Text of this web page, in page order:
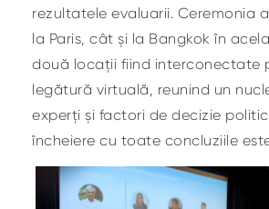
rezultatele evaluarii. Ceremonia
la Paris, cât și la Bangkok în
două locații fiind interconectate
legătură virtuală, reunind un
experți și factori de decizie
încheiere cu toate concluziile